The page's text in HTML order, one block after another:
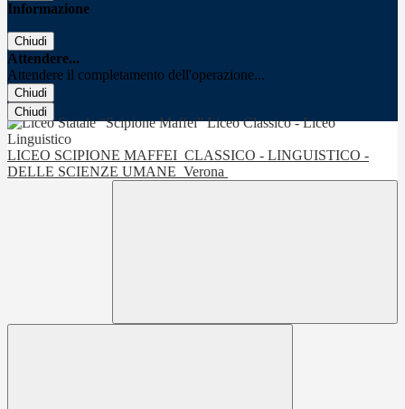
Informazione
Chiudi
Attendere...
Attendere il completamento dell'operazione...
Chiudi
Chiudi
LICEO SCIPIONE MAFFEI CLASSICO - LINGUISTICO -
DELLE SCIENZE UMANE Verona